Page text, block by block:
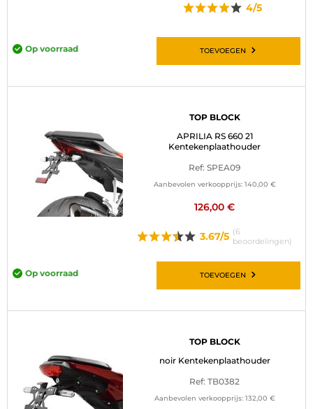
AANBIEDINGEN EN GOEDE DEALS
CONTACT MET ONS OPNEMEN
4/5
Op voorraad TOEVOEGEN
TOP BLOCK
APRILIA RS 660 21
Kentekenplaathouder
Ref: SPEA09
Aanbevolen verkoopprijs: 140,00 €
126,00 €
3.67/5 (6
beoordelingen)
Op voorraad TOEVOEGEN
TOP BLOCK
noir Kentekenplaathouder
Ref: TB0382
Aanbevolen verkoopprijs: 132,00 €